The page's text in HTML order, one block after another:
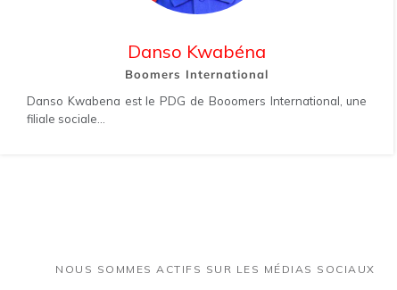
Danso Kwabéna
Boomers International
Danso Kwabena est le PDG de Booomers International, une
filiale sociale...
NOUS SOMMES ACTIFS SUR LES MÉDIAS SOCIAUX